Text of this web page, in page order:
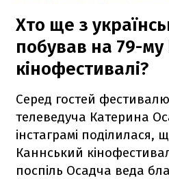
Хто ще з
побував на 79-
кінофестивалі?
Серед гостей
телеведуча Катерина
інстаграмі поділилася,
Каннський
поспіль Осадча веда